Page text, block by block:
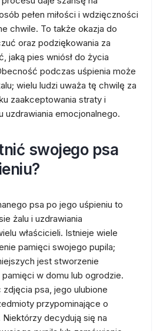
pełen miłości i wdzięczności
chwile. To także okazja do
oraz podziękowania za
jaką pies wniósł do życia
podczas uśpienia może
wielu ludzi uważa tę chwilę za
zaakceptowania straty i
emocjonalnego.
swojego psa
psa po jego uśpieniu to
żalu i uzdrawiania
właścicieli. Istnieje wiele
pamięci swojego pupila;
jest stworzenie
w domu lub ogrodzie.
psa, jego ulubione
przypominające o
decydują się na